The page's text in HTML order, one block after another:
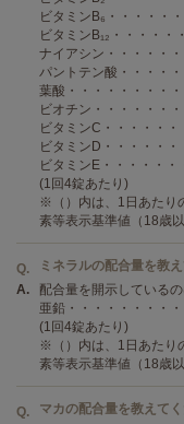
ビタミンB₆・・・・・
ビタミンB₁₂・・・・・
ナイアシン・・・・・
パントテン酸・・・・
葉酸・・・・・・・・
ビオチン・・・・・・
ビタミンC・・・・・・
ビタミンD・・・・・・
ビタミンE・・・・・・
(1回4錠あたり)
※（）内は、1日あたり
素等表示基準値（18歳
Q. ミネラルの配合量を教え
A.
配合量を開示しているの
亜鉛・・・・・・・・
(1回4錠あたり)
※（）内は、1日あたり
素等表示基準値（18歳
Q. マカの配合量を教えてく